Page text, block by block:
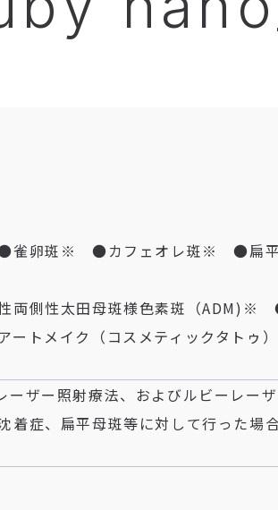
雀卵斑※ ●カフェオレ斑※ ●扁
側性太田母斑様色素斑（ADM)※
メイク（コスメティックタトゥ
ーザー照射療法、およびルビーレー
着症、扁平母斑等に対して行った場